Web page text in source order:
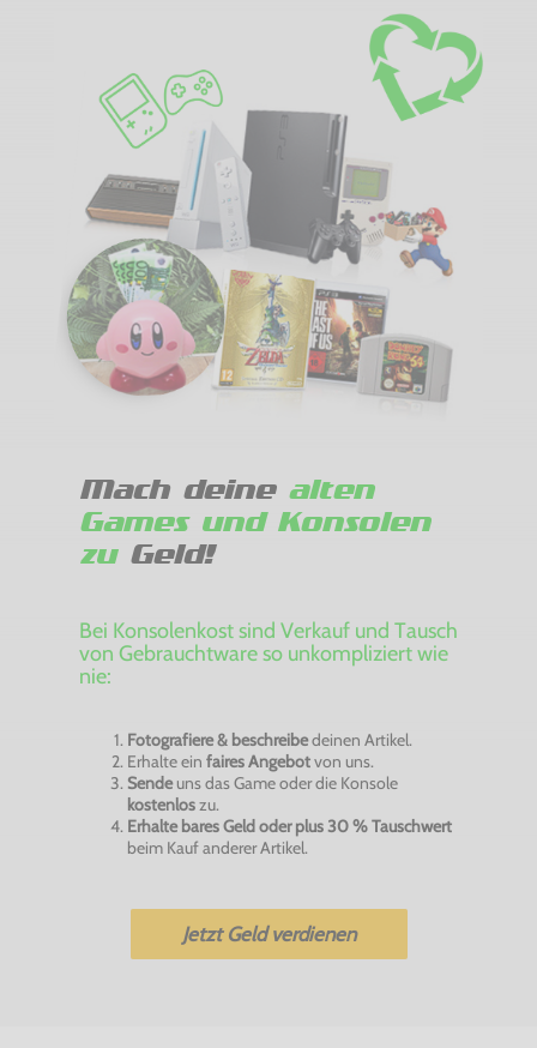
Mach deine alten
Games und Konsolen
zuGeld!
Bei Konsolenkost sind Verkauf und Tausch
von Gebrauchtware so unkompliziert wie
nie:
Fotografiere & beschreibedeinen Artikel.
Erhalte ein faires Angebotvon uns.
Sendeuns das Game oder die Konsole
kostenloszu.
Erhalte bares Geld oder plus 30 % Tauschwert
beim Kauf anderer Artikel.
Jetzt Geld verdienen